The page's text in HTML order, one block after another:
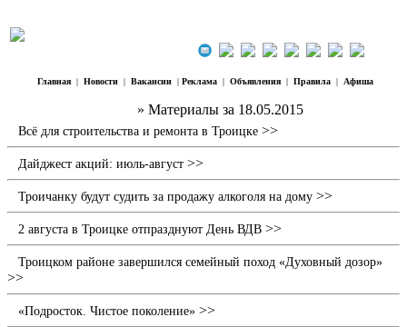
Главная | Новости | Вакансии | Реклама | Объявления | Правила | Афиша
» Материалы за 18.05.2015
Всё для строительства и ремонта в Троицке >>
Дайджест акций: июль-август >>
Троичанку будут судить за продажу алкоголя на дому >>
2 августа в Троицке отпразднуют День ВДВ >>
Троицком районе завершился семейный поход «Духовный дозор»
>>
«Подросток. Чистое поколение» >>